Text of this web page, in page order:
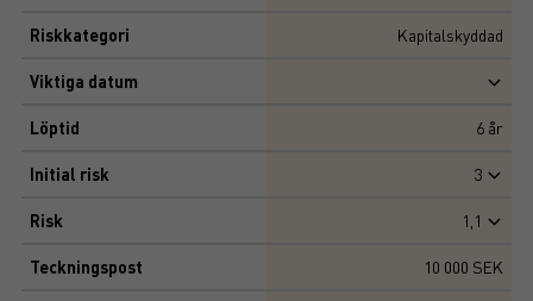
Riskkategori Kapitalskyddad
Viktiga datum
Löptid 6 år
Initial risk 3
Risk 1,1
Teckningspost 10 000 SEK